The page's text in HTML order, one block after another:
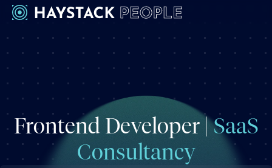
Werkgevers
Engineering & leadership
Executive search
Marketing
Operations & HR
Frontend Developer |SaaS
Consultancy